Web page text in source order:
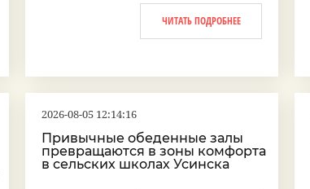
ЧИТАТЬ ПОДРОБНЕЕ
2026-08-05 12:14:16
Привычные обеденные залы
превращаются в зоны комфорта
в сельских школах Усинска